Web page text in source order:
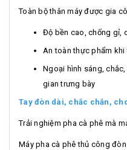
Toàn bộ thân máy được gia
Độ bền cao, chống gỉ,
An toàn thực phẩm
Ngoại hình sáng,
gian trưng bày
Tay đòn dài, chắc chắn,
Trải nghiệm pha cà phê mà
Máy pha cà phê thủ công